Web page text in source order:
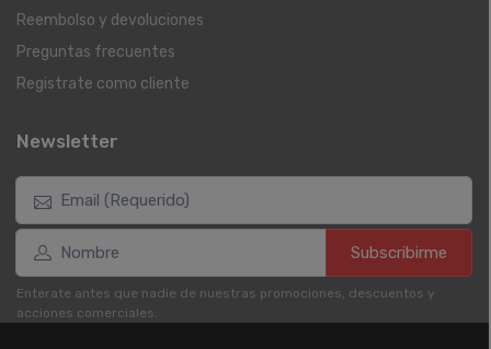
Reembolso y devoluciones
Preguntas frecuentes
Registrate como cliente
Newsletter
Subscribirme
Enterate antes que nadie de nuestras promociones, descuentos y
acciones comerciales.